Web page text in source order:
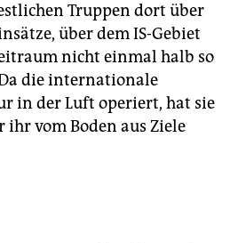
Truppen dort über
über dem IS-Gebiet
nicht einmal halb so
die internationale
in der Luft operiert, hat sie
ihr vom Boden aus Ziele